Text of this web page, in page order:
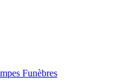
Funèbres